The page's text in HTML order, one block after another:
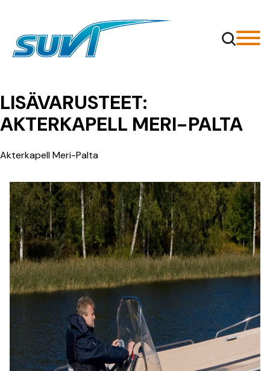
LISÄVARUSTEET:
AKTERKAPELL MERI-PALTA
Akterkapell Meri-Palta